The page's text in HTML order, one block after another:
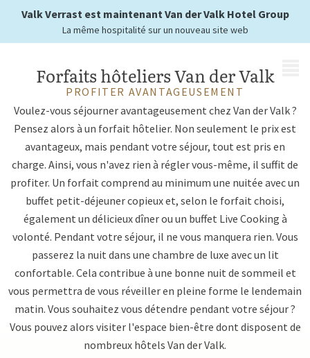
Valk Verrast est maintenant Van der Valk Hotel Group
La même hospitalité sur un nouveau site web
vous n'avez plus qu'à profiter
Forfaits hôteliers Van der Valk
PROFITER AVANTAGEUSEMENT
Voulez-vous séjourner avantageusement chez Van der Valk ?
Pensez alors à un forfait hôtelier. Non seulement le prix est
avantageux, mais pendant votre séjour, tout est pris en
charge. Ainsi, vous n'avez rien à régler vous-même, il suffit de
profiter. Un forfait comprend au minimum une nuitée avec un
buffet petit-déjeuner copieux et, selon le forfait choisi,
également un délicieux dîner ou un buffet Live Cooking à
volonté. Pendant votre séjour, il ne vous manquera rien. Vous
passerez la nuit dans une chambre de luxe avec un lit
confortable. Cela contribue à une bonne nuit de sommeil et
vous permettra de vous réveiller en pleine forme le lendemain
matin. Vous souhaitez vous détendre pendant votre séjour ?
Vous pouvez alors visiter l'espace bien-être dont disposent de
nombreux hôtels Van der Valk.